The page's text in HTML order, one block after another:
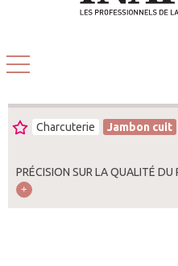
Charcuterie Jambon cuit
PRÉCISION SUR LA QUALITÉ DU